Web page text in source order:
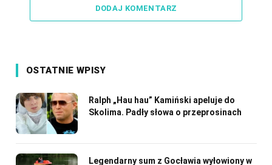
DODAJ KOMENTARZ
OSTATNIE WPISY
Ralph „Hau hau” Kamiński apeluje do
Skolima. Padły słowa o przeprosinach
Legendarny sum z Gocławia wyłowiony w